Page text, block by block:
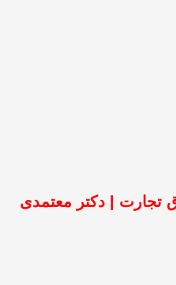
تجارت | دکتر معتمدی